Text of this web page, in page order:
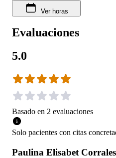
Ver horas
Evaluaciones
5.0
Basado en 2 evaluaciones
Solo pacientes con citas
Paulina Elisabet